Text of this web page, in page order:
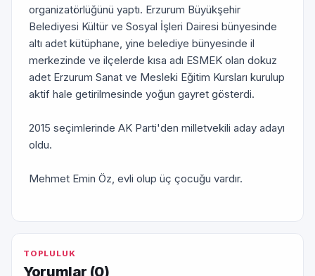
organizatörlüğünü yaptı. Erzurum Büyükşehir
Belediyesi Kültür ve Sosyal İşleri Dairesi bünyesinde
altı adet kütüphane, yine belediye bünyesinde il
merkezinde ve ilçelerde kısa adı ESMEK olan dokuz
adet Erzurum Sanat ve Mesleki Eğitim Kursları kurulup
aktif hale getirilmesinde yoğun gayret gösterdi.
2015 seçimlerinde AK Parti'den milletvekili aday adayı
oldu.
Mehmet Emin Öz, evli olup üç çocuğu vardır.
TOPLULUK
Yorumlar (0)